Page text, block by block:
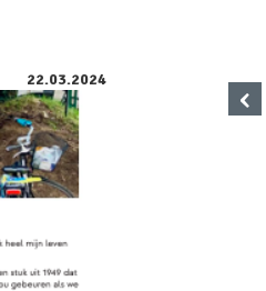
22.03.2024 ‹